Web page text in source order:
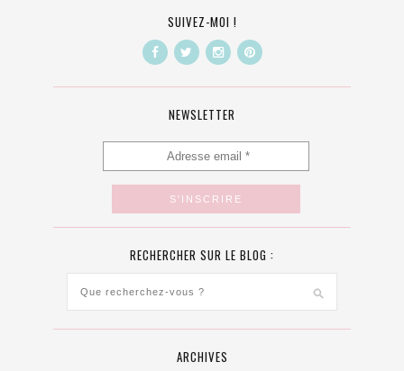
SUIVEZ-MOI !
NEWSLETTER
RECHERCHER SUR LE BLOG :
ARCHIVES